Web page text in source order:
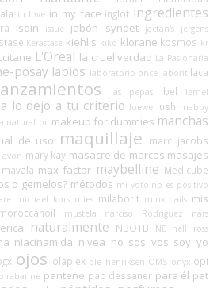
in love in my face inglot ingredientes
isdin issue jabón syndet jactan's jergens
Kérastase kiehl's kiko klorane kosmos kr
L'Oreal la cruel verdad La Pasionaria
posay labios laboratorio once laborit laca
las pepas lbel lemel
lo dejo a tu criterio loewe lush mabby
natural oil makeup for dummies manchas
de uso maquillaje marc jacobs
mary kay masacre de marcas masajes
mavala max factor maybelline Medicube
o gemelos? métodos mi voto no es positivo
michael kors mies milaborit minx nails mis
moroccanoil mustela narciso Rodriguez nars
naturalmente NBOTB NE nell ross
niacinamida nivea no sos vos soy yo
ojos olaplex ole henriksen OMS onyx opi
rabanne pantene pao dessaner para él pat